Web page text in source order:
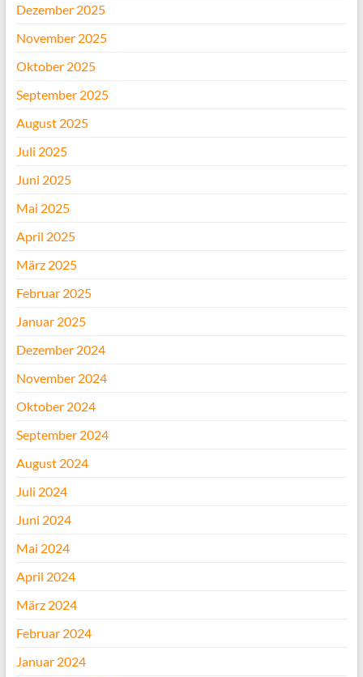
Dezember 2025
November 2025
Oktober 2025
September 2025
August 2025
Juli 2025
Juni 2025
Mai 2025
April 2025
März 2025
Februar 2025
Januar 2025
Dezember 2024
November 2024
Oktober 2024
September 2024
August 2024
Juli 2024
Juni 2024
Mai 2024
April 2024
März 2024
Februar 2024
Januar 2024